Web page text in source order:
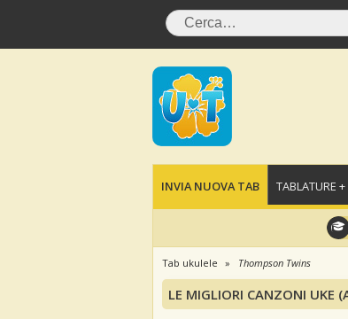
INVIA NUOVA TAB TABLATURE +
Tab ukulele Thompson Twins
LE MIGLIORI CANZONI UKE